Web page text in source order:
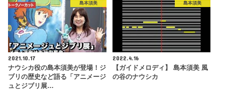
島本須美
2021.10.17
ナウシカ役の島本須美が登場！ジ
ブリの歴史など語る「アニメージ
ュとジブリ展…
島本須美
2022.4.16
【ガイドメロディ】 島本須美 風
の谷のナウシカ